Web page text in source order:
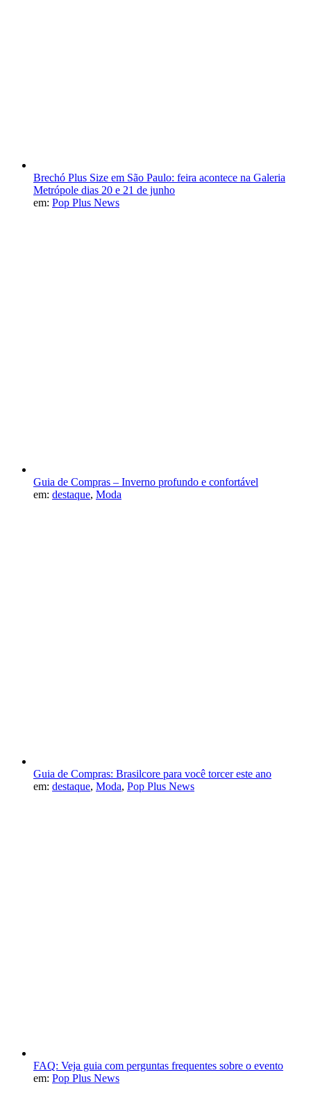
Brechó Plus Size em São Paulo: feira acontece na Galeria
Metrópole dias 20 e 21 de junho
em: Pop Plus News
Guia de Compras – Inverno profundo e confortável
em: destaque, Moda
Guia de Compras: Brasilcore para você torcer este ano
em: destaque, Moda, Pop Plus News
FAQ: Veja guia com perguntas frequentes sobre o evento
em: Pop Plus News